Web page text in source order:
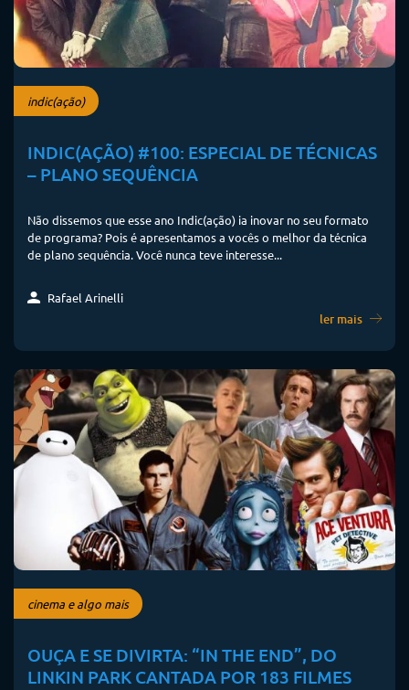
indic(ação)
INDIC(AÇÃO) #100: ESPECIAL DE TÉCNICAS
– PLANO SEQUÊNCIA
Não dissemos que esse ano Indic(ação) ia inovar no seu formato
de programa? Pois é apresentamos a vocês o melhor da técnica
de plano sequência. Você nunca teve interesse...
Rafael Arinelli
ler mais
cinema e algo mais
OUÇA E SE DIVIRTA: “IN THE END”, DO
LINKIN PARK CANTADA POR 183 FILMES